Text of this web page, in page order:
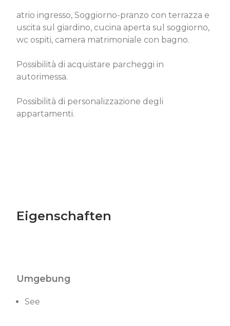
atrio ingresso, Soggiorno-pranzo con terrazza e
uscita sul giardino, cucina aperta sul soggiorno,
wc ospiti, camera matrimoniale con bagno.
Possibilità di acquistare parcheggi in
autorimessa.
Possibilità di personalizzazione degli
appartamenti.
Eigenschaften
Umgebung
See